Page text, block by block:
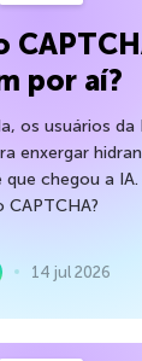
por aí?
os usuários
enxergar
chegou a
CAPTCHA?
14 jul 2026